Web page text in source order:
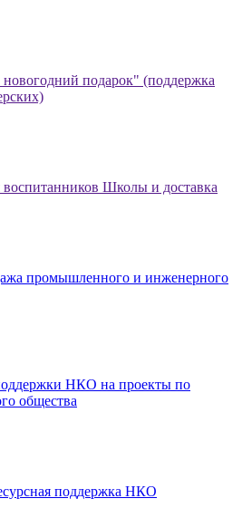
подарок" (поддержка
воспитанников Школы и доставка
промышленного и инженерного
НКО на проекты по
общества
поддержка НКО